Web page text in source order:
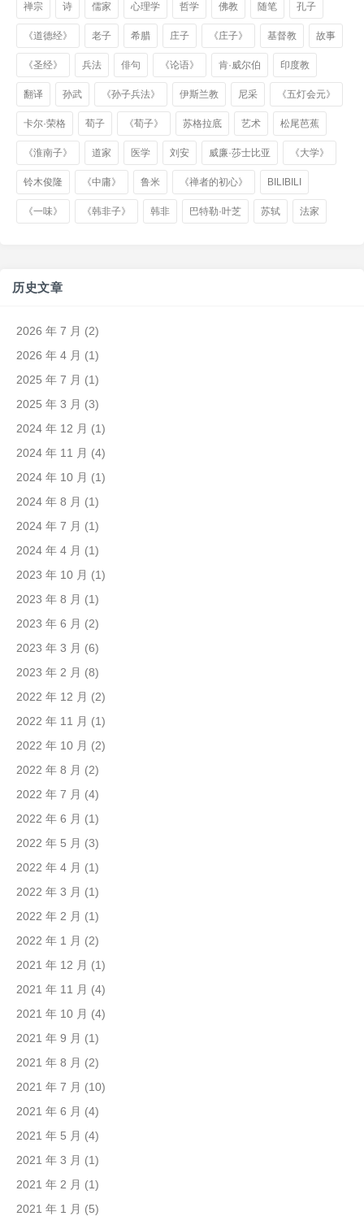
禅宗 诗 儒家 心理学 哲学 佛教 随笔 孔子
《道德经》 老子 希腊 庄子 《庄子》 基督教 故事
《圣经》 兵法 俳句 《论语》 肯·威尔伯 印度教
翻译 孙武 《孙子兵法》 伊斯兰教 尼采 《五灯会元》
卡尔·荣格 荀子 《荀子》 苏格拉底 艺术 松尾芭蕉
《淮南子》 道家 医学 刘安 威廉·莎士比亚 《大学》
铃木俊隆 《中庸》 鲁米 《禅者的初心》 BILIBILI
《一味》 《韩非子》 韩非 巴特勒·叶芝 苏轼 法家
历史文章
2026 年 7 月 (2)
2026 年 4 月 (1)
2025 年 7 月 (1)
2025 年 3 月 (3)
2024 年 12 月 (1)
2024 年 11 月 (4)
2024 年 10 月 (1)
2024 年 8 月 (1)
2024 年 7 月 (1)
2024 年 4 月 (1)
2023 年 10 月 (1)
2023 年 8 月 (1)
2023 年 6 月 (2)
2023 年 3 月 (6)
2023 年 2 月 (8)
2022 年 12 月 (2)
2022 年 11 月 (1)
2022 年 10 月 (2)
2022 年 8 月 (2)
2022 年 7 月 (4)
2022 年 6 月 (1)
2022 年 5 月 (3)
2022 年 4 月 (1)
2022 年 3 月 (1)
2022 年 2 月 (1)
2022 年 1 月 (2)
2021 年 12 月 (1)
2021 年 11 月 (4)
2021 年 10 月 (4)
2021 年 9 月 (1)
2021 年 8 月 (2)
2021 年 7 月 (10)
2021 年 6 月 (4)
2021 年 5 月 (4)
2021 年 3 月 (1)
2021 年 2 月 (1)
2021 年 1 月 (5)